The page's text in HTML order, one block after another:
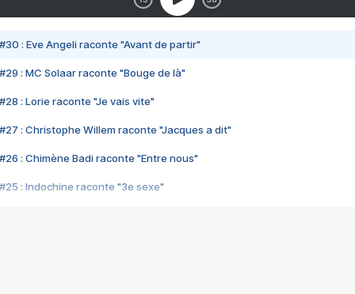
#30 : Eve Angeli raconte "Avant de partir"
#29 : MC Solaar raconte "Bouge de là"
#28 : Lorie raconte "Je vais vite"
#27 : Christophe Willem raconte "Jacques a dit"
#26 : Chimène Badi raconte "Entre nous"
#25 : Indochine raconte "3e sexe"